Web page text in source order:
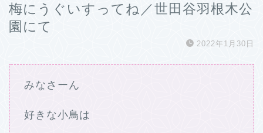
梅にうぐいすってね／世田谷羽根木公
園にて
2022年1月30日
みなさーん
好きな小鳥は